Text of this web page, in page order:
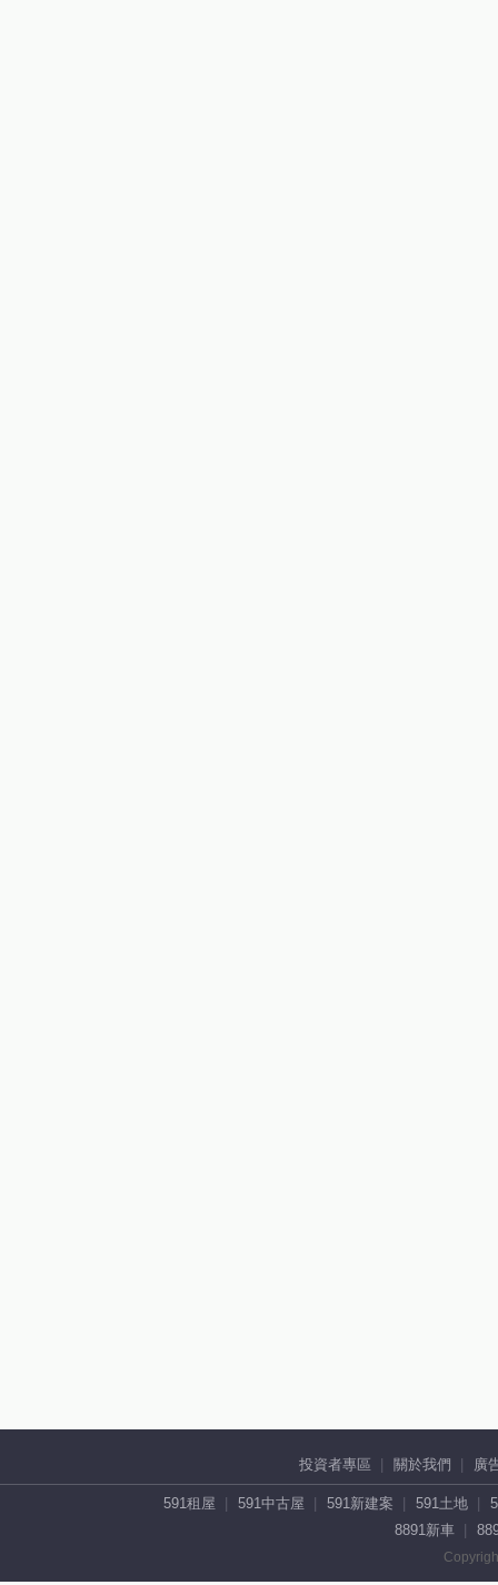
投資者專區 關於我們 廣
591租屋 591中古屋 591新建案 591土地
8891新車